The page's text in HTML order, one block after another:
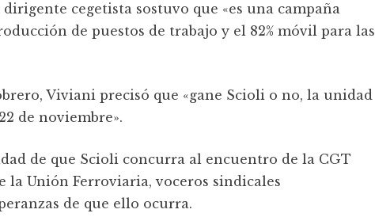
cegetista sostuvo que «es una campaña
de puestos de trabajo y el 82% móvil para las
Viviani precisó que «gane Scioli o no, la unidad
de noviembre».
de que Scioli concurra al encuentro de la CGT
la Unión Ferroviaria, voceros sindicales
de que ello ocurra.